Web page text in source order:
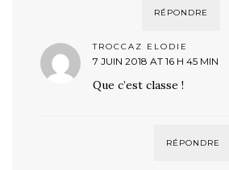
RÉPONDRE
TROCCAZ ELODIE
7 JUIN 2018 AT 16 H 45 MIN
Que c’est classe !
RÉPONDRE